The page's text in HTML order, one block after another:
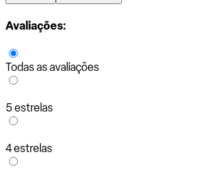
Avaliações:
Todas as avaliações
5 estrelas
4 estrelas